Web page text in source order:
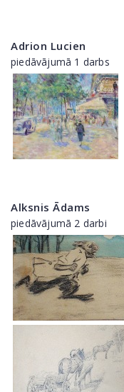
Adrion Lucien
piedāvājumā 1 darbs
Alksnis Ādams
piedāvājumā 2 darbi